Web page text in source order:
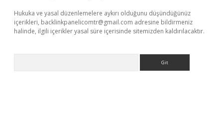
Hukuka ve yasal düzenlemelere aykırı olduğunu düşündüğünüz
içerikleri, backlinkpanelicomtr@gmail.com adresine bildirmeniz
halinde, ilgili içerikler yasal süre içerisinde sitemizden kaldırılacaktır.